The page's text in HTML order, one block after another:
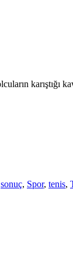
karıştığı
sonuç, Spor, tenis,